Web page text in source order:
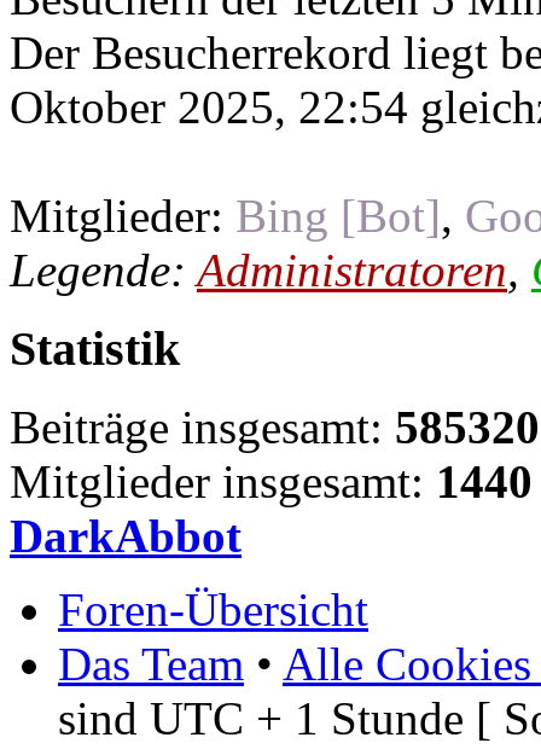
Der Besucherrekord liegt
Oktober 2025, 22:54
Mitglieder: Bing [Bot],
Legende:Administratoren,
Statistik
Beiträge insgesamt: 585320
Mitglieder insgesamt: 1440
DarkAbbot
Foren-Übersicht
Das Team • Alle Cookies
sind UTC + 1 Stunde [